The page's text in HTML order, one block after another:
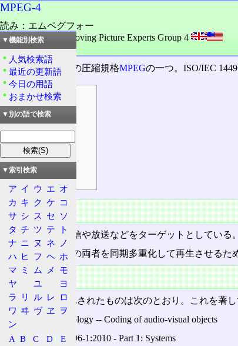
MPEG-4
読み：エムペグフォー
外語：MPEG-4: Moving Picture Experts Group 4
品詞：固有名詞
動画および音声の圧縮規格MPEGの一つ。ISO/IEC
目次
概要
規格
特徴
MPEG-4 音響
MPEG-4 映像
概要
ネットワーク配信や放送などをターゲットとしている。
動画、音声、その両者を同期多重化して再生させるた
規格
ISO/IECで規格化されたものは次のとおり。これを著
Information technology -- Coding of audio-visual objects
ISO/IEC 14496-1:2010 ‐ Part 1: Systems
▼機能別検索
人気検索語
最近の更新語
今日の用語
おまかせ検索
▼別の語で検索
▼索引検索
ア イ ウ エ オ
カ キ ク ケ コ
サ シ ス セ ソ
タ チ ツ テ
ト
ナ ニ ヌ ネ
ノ
ハ ヒ フ ヘ ホ
マ ミ ム メ
モ
ヤ
ユ
ヨ
ラ
リ ル レ ロ
ワ ヰ ヴ ヱ
ヲ
ン
A B C D
E